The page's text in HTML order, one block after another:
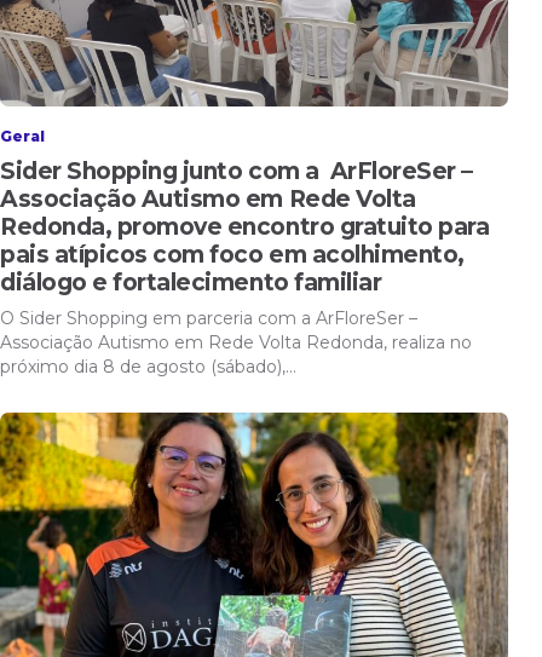
Geral
Sider Shopping junto com a ArFloreSer –
Associação Autismo em Rede Volta
Redonda, promove encontro gratuito para
pais atípicos com foco em acolhimento,
diálogo e fortalecimento familiar
O Sider Shopping em parceria com a ArFloreSer –
Associação Autismo em Rede Volta Redonda, realiza no
próximo dia 8 de agosto (sábado),…